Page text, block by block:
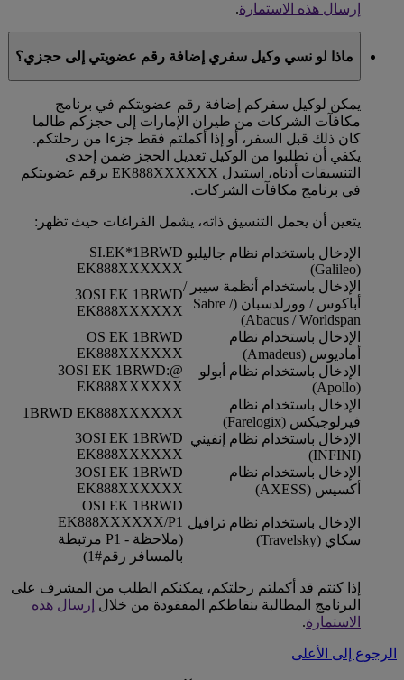
إرسال هذه الاستمارة.
ماذا لو نسي وكيل سفري إضافة رقم عضويتي إلى حجزي؟
يمكن لوكيل سفركم إضافة رقم عضويتكم في برنامج
مكافآت الشركات من طيران الإمارات إلى حجزكم طالما
كان ذلك قبل السفر، أو إذا أكملتم فقط جزءا من رحلتكم.
يكفي أن تطلبوا من الوكيل تعديل الحجز ضمن إحدى
التنسيقات أدناه، استبدل EK888XXXXXX برقم عضويتكم
في برنامج مكافآت الشركات.
يتعين أن يحمل التنسيق ذاته، يشمل الفراغات حيث تظهر:
الإدخال باستخدام نظام جاليليو
(Galileo)
SI.EK*1BRWD
EK888XXXXXX
الإدخال باستخدام أنظمة سيبر /
أباكوس / وورلدسبان (Sabre /
Abacus / Worldspan)
3OSI EK 1BRWD
EK888XXXXXX
الإدخال باستخدام نظام
أماديوس (Amadeus)
OS EK 1BRWD
EK888XXXXXX
الإدخال باستخدام نظام أبولو
(Apollo)
@:3OSI EK 1BRWD
EK888XXXXXX
الإدخال باستخدام نظام
فيرلوجيكس (Farelogix)
1BRWD EK888XXXXXX
الإدخال باستخدام نظام إنفيني
(INFINI)
3OSI EK 1BRWD
EK888XXXXXX
الإدخال باستخدام نظام
أكسيس (AXESS)
3OSI EK 1BRWD
EK888XXXXXX
الإدخال باستخدام نظام ترافيل
سكاي (Travelsky)
OSI EK 1BRWD
EK888XXXXXX/P1
(ملاحظة - P1 مرتبطة
بالمسافر رقم#1)
إذا كنتم قد أكملتم رحلتكم، يمكنكم الطلب من المشرف على
البرنامج المطالبة بنقاطكم المفقودة من خلال إرسال هذه
الاستمارة.
الرجوع إلى الأعلى